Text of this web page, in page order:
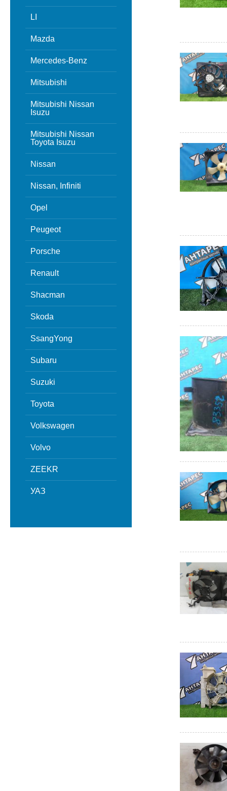
LI
Mazda
Mercedes-Benz
Mitsubishi
Mitsubishi Nissan
Isuzu
Mitsubishi Nissan
Toyota Isuzu
Nissan
Nissan, Infiniti
Opel
Peugeot
Porsche
Renault
Shacman
Skoda
SsangYong
Subaru
Suzuki
Toyota
Volkswagen
Volvo
ZEEKR
УАЗ